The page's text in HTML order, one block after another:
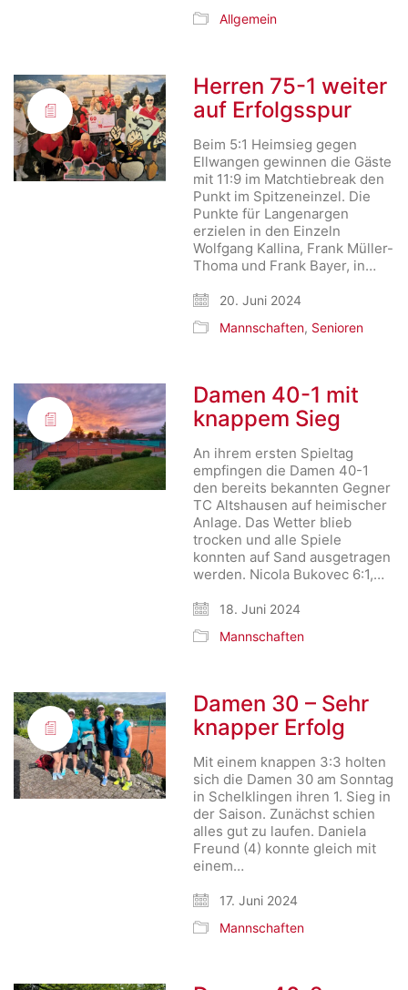
Allgemein
Herren 75-1 weiter
auf Erfolgsspur
Beim 5:1 Heimsieg gegen
Ellwangen gewinnen die Gäste
mit 11:9 im Matchtiebreak den
Punkt im Spitzeneinzel. Die
Punkte für Langenargen
erzielen in den Einzeln
Wolfgang Kallina, Frank Müller-
Thoma und Frank Bayer, in…
20. Juni 2024
Mannschaften, Senioren
Damen 40-1 mit
knappem Sieg
An ihrem ersten Spieltag
empfingen die Damen 40-1
den bereits bekannten Gegner
TC Altshausen auf heimischer
Anlage. Das Wetter blieb
trocken und alle Spiele
konnten auf Sand ausgetragen
werden. Nicola Bukovec 6:1,…
18. Juni 2024
Mannschaften
Damen 30 – Sehr
knapper Erfolg
Mit einem knappen 3:3 holten
sich die Damen 30 am Sonntag
in Schelklingen ihren 1. Sieg in
der Saison. Zunächst schien
alles gut zu laufen. Daniela
Freund (4) konnte gleich mit
einem…
17. Juni 2024
Mannschaften